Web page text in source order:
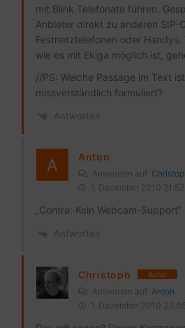
mit Blink Telefonate führen.
Anbieter direkt zu anderen SIP-
Festnetztelefonen oder Handys.
wie es mit Ekiga möglich ist,
//PS: Welche Passage im Text
missverständlich formuliert?
Antworten
Anton
Antworten auf
1. Dezember 2010 21:52
„Contra: Kein Webcam-Support“
Antworten
Christoph Autor
Antworten auf Anton
1. Dezember 2010 23:05